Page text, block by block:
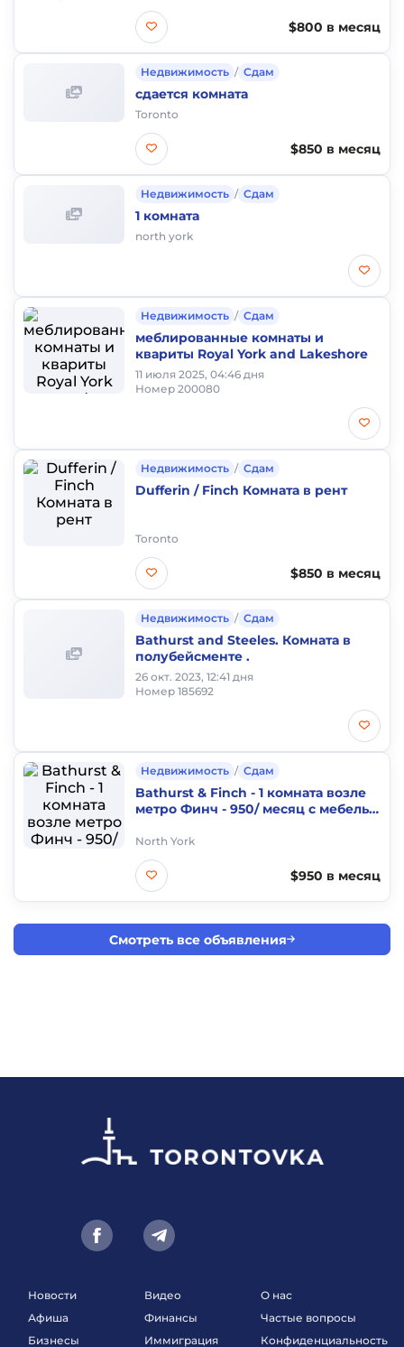
$800 в месяц
Недвижимость / Сдам
сдается комната
Toronto
$850 в месяц
Недвижимость / Сдам
1 комната
north york
Недвижимость / Сдам
меблированные комнаты и
квариты Royal York and Lakeshore
11 июля 2025, 04:46 дня
Номер 200080
Недвижимость / Сдам
Dufferin / Finch Комната в рент
Toronto
$850 в месяц
Недвижимость / Сдам
Bathurst and Steeles. Комната в
полубейсменте .
26 окт. 2023, 12:41 дня
Номер 185692
Недвижимость / Сдам
Bathurst & Finch - 1 комната возле
метро Финч - 950/ месяц с мебелью
North York
$950 в месяц
Смотреть все объявления
Новости
Афиша
Бизнесы
Видео
Финансы
Иммиграция
О нас
Частые вопросы
Конфиденциальность